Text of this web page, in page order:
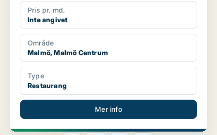
Pris pr. md.
Inte angivet
Område
Malmö, Malmö Centrum
Type
Restaurang
Mer info